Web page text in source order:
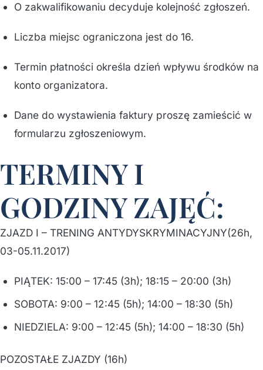
O zakwalifikowaniu decyduje kolejność zgłoszeń.
Liczba miejsc ograniczona jest do 16.
Termin płatności określa dzień wpływu środków na
konto organizatora.
Dane do wystawienia faktury proszę zamieścić w
formularzu zgłoszeniowym.
TERMINY I
GODZINY ZAJĘĆ:
ZJAZD I – TRENING ANTYDYSKRYMINACYJNY(26h,
03-05.11.2017)
PIĄTEK: 15:00 – 17:45 (3h); 18:15 – 20:00 (3h)
SOBOTA: 9:00 – 12:45 (5h); 14:00 – 18:30 (5h)
NIEDZIELA: 9:00 – 12:45 (5h); 14:00 – 18:30 (5h)
POZOSTAŁE ZJAZDY (16h)